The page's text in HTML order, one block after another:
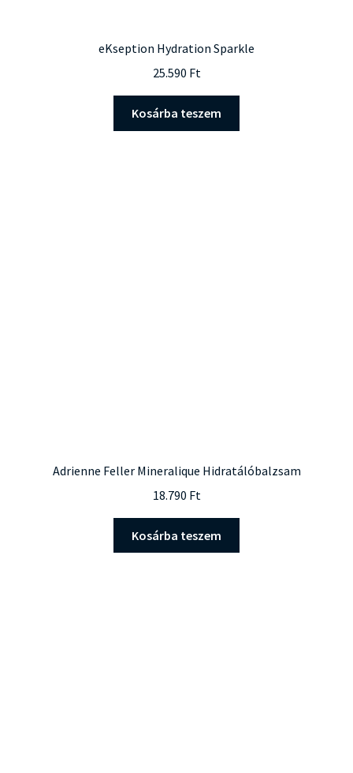
eKseption Hydration Sparkle
25.590 Ft
Kosárba teszem
Adrienne Feller Mineralique Hidratálóbalzsam
18.790 Ft
Kosárba teszem